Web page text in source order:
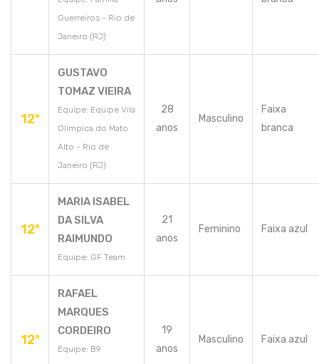
Guerreiros - Rio de
Janeiro (RJ)
12º
GUSTAVO
TOMAZ VIEIRA
Equipe: Equipe Vila
Olímpica do Mato
Alto - Rio de
Janeiro (RJ)
28
anos
Masculino
Faixa
branca
12º
MARIA ISABEL
DA SILVA
RAIMUNDO
Equipe: GF Team
21
anos
Feminino Faixa azul
12º
RAFAEL
MARQUES
CORDEIRO
Equipe: B9
19
anos
Masculino Faixa azul